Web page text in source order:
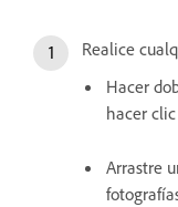
Realice
Hacer
hacer
Arrastre